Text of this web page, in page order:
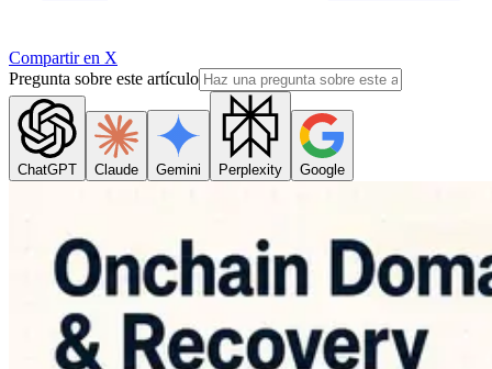
Compartir en X
Pregunta sobre este artículo
ChatGPT Claude Gemini Perplexity Google